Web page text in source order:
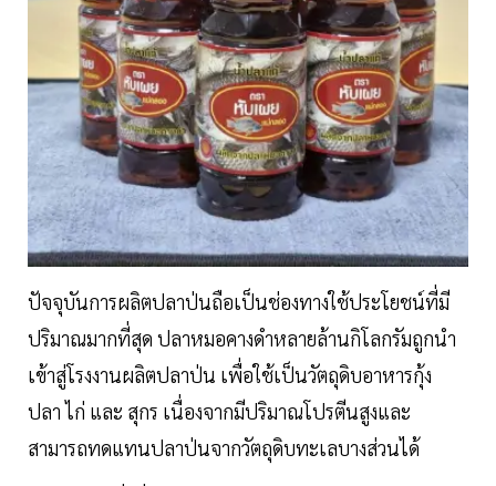
ปัจจุบันการผลิตปลาป่นถือเป็นช่องทางใช้ประโยชน์ที่มี
ปริมาณมากที่สุด ปลาหมอคางดำหลายล้านกิโลกรัมถูกนำ
เข้าสู่โรงงานผลิตปลาป่น เพื่อใช้เป็นวัตถุดิบอาหารกุ้ง
ปลา ไก่ และ สุกร เนื่องจากมีปริมาณโปรตีนสูงและ
สามารถทดแทนปลาป่นจากวัตถุดิบทะเลบางส่วนได้